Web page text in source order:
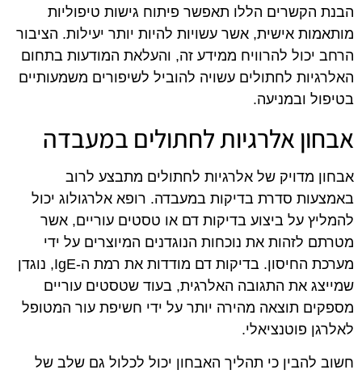
הבנת הקשרים הללו תאפשר פיתוח גישות טיפוליות
מותאמות אישית, אשר עשויות להיות יותר יעילות. הציבור
הרחב יכול להרוויח ממידע זה, והעלאת המודעות בתחום
האלרגיות לחתולים עשויה להוביל לשיפורים משמעותיים
בטיפול ובמניעה.
אבחון אלרגיות לחתולים במעבדה
אבחון מדויק של אלרגיות לחתולים מתבצע לרוב
באמצעות סדרת בדיקות במעבדה. רופא אלרגולוג יכול
להמליץ על ביצוע בדיקות דם או טסטים עוריים, אשר
מטרתם לזהות את נוכחות הנוגדנים המיוצרים על ידי
מערכת החיסון. בדיקות דם מודדות את רמת ה-IgE, נוגדן
שמייצג את התגובה האלרגית, בעוד שטסטים עוריים
מספקים תוצאה מהירה יותר על ידי חשיפת עור המטופל
לאלרגן פוטנציאלי.
חשוב להבין כי תהליך האבחון יכול לכלול גם שלב של